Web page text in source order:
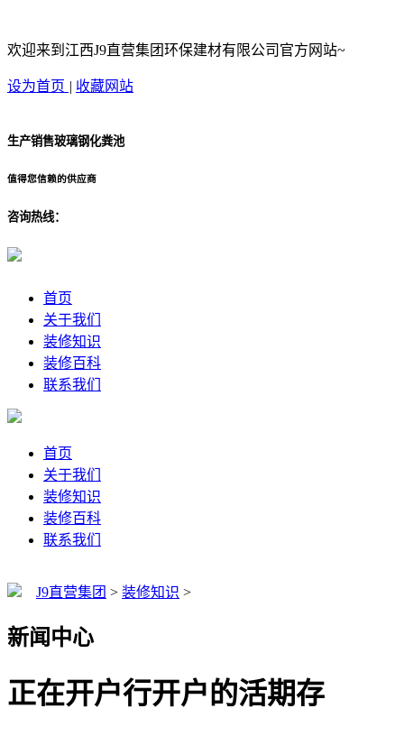
欢迎来到江西J9直营集团环保建材有限公司官方网站~
设为首页 | 收藏网站
生产销售玻璃钢化粪池
值得您信赖的供应商
咨询热线：
首页
关于我们
装修知识
装修百科
联系我们
首页
关于我们
装修知识
装修百科
联系我们
J9直营集团 > 装修知识 >
新闻中心
正在开户行开户的活期存